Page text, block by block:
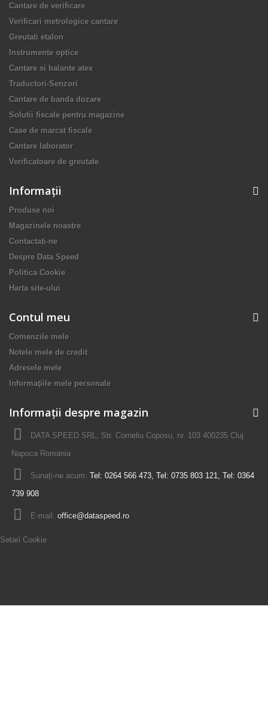
Cantare de verificare
Verificari metrologice cantare
Greutati etalon
Instrumente optice
Cantare si balante atex
Traductori-Senzori
Cantare de banda dozare
Solutii fiscale pentru magazine
Case de marcat fiscale
Cantare laborator
Verificatoare de greutate
Informaţii
Produse noi
Magazinele noastre
Contactați-ne
Despre Data Speed
Politica Cookie
Harta site-ului
Contul meu
Comenzile mele
Notele mele de credit
Adresele mele
Informaţiile mele personale
Informații despre magazin
DATA SPEED SRL, Str. Corneliu Coposu, nr. 103 400235 Cluj
Napoca Romania
Sunați-ne acum: Tel: 0264 566 473, Tel: 0735 803 121, Tel: 0364
739 908
E-mail: office@dataspeed.ro
Setari Cookie